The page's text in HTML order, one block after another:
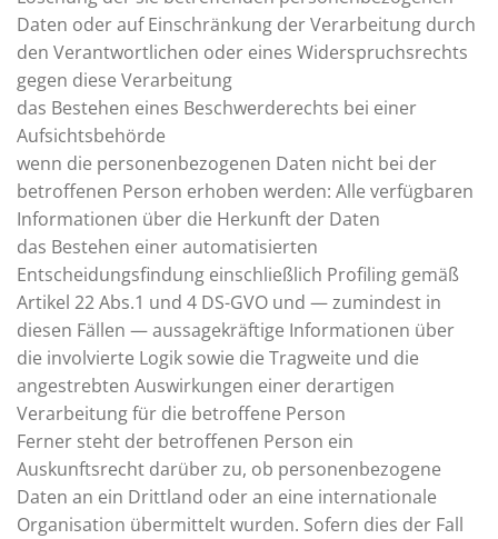
Daten oder auf Einschränkung der Verarbeitung durch
den Verantwortlichen oder eines Widerspruchsrechts
gegen diese Verarbeitung
das Bestehen eines Beschwerderechts bei einer
Aufsichtsbehörde
wenn die personenbezogenen Daten nicht bei der
betroffenen Person erhoben werden: Alle verfügbaren
Informationen über die Herkunft der Daten
das Bestehen einer automatisierten
Entscheidungsfindung einschließlich Profiling gemäß
Artikel 22 Abs.1 und 4 DS-GVO und — zumindest in
diesen Fällen — aussagekräftige Informationen über
die involvierte Logik sowie die Tragweite und die
angestrebten Auswirkungen einer derartigen
Verarbeitung für die betroffene Person
Ferner steht der betroffenen Person ein
Auskunftsrecht darüber zu, ob personenbezogene
Daten an ein Drittland oder an eine internationale
Organisation übermittelt wurden. Sofern dies der Fall